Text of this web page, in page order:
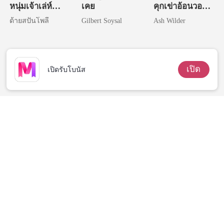
หนุ่มเจ้าเล่ห์
(NC)
ด้ายสปันโพลี
เคย
Gilbert Soysal
คุกเข่าอ้อนวอน
ฉันทีหลัง
Ash Wilder
เปิดรับโบนัส เปิด